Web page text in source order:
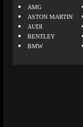
AMG
ASTON MARTIN
AUDI
BENTLEY
BMW